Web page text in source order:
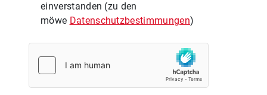
einverstanden (zu den
möwe Datenschutzbestimmungen)